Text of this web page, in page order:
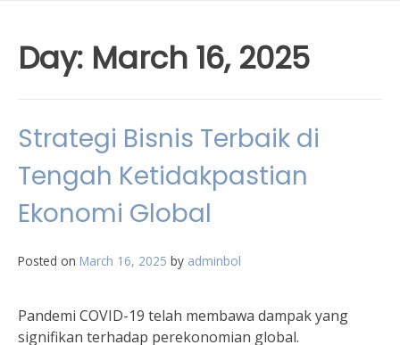
Day: March 16, 2025
Strategi Bisnis Terbaik di
Tengah Ketidakpastian
Ekonomi Global
Posted on March 16, 2025 by adminbol
Pandemi COVID-19 telah membawa dampak yang
signifikan terhadap perekonomian global.